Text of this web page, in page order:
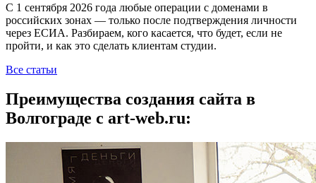
С 1 сентября 2026 года любые операции с доменами в
российских зонах — только после подтверждения личности
через ЕСИА. Разбираем, кого касается, что будет, если не
пройти, и как это сделать клиентам студии.
Все статьи
Преимущества создания сайта в
Волгограде с art-web.ru: